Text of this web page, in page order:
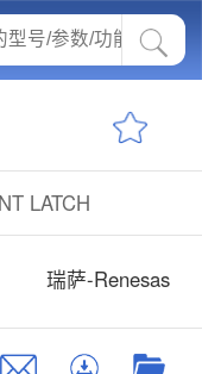
LATCH
瑞萨-Renesas